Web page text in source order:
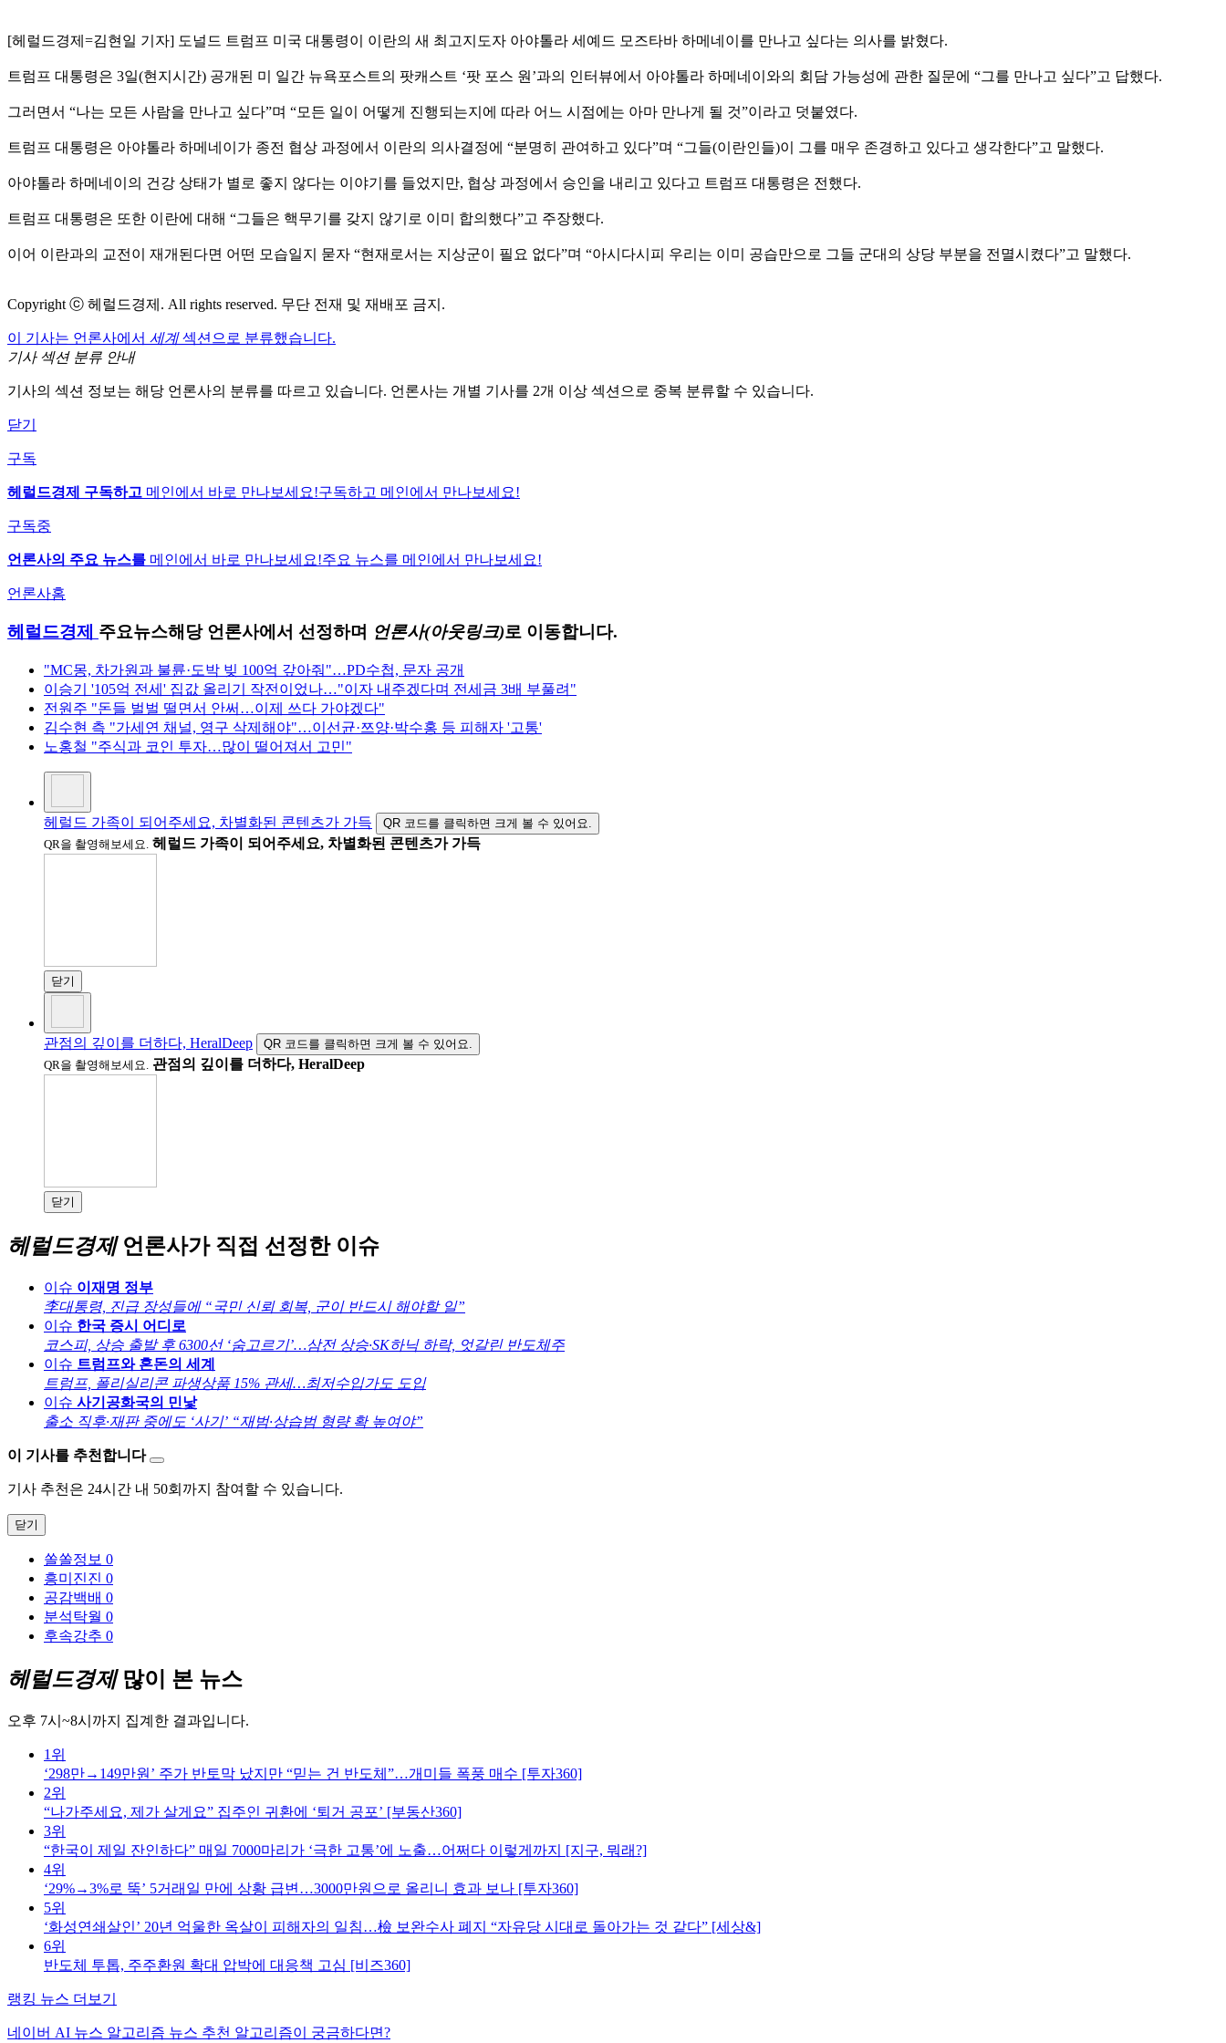
[헤럴드경제=김현일 기자] 도널드 트럼프 미국 대통령이 이란의 새 최고지도자 아야톨라 세예드 모즈타바 하메네이를 만나고 싶다는 의사를 밝혔다.
트럼프 대통령은 3일(현지시간) 공개된 미 일간 뉴욕포스트의 팟캐스트 ‘팟 포스 원’과의 인터뷰에서 아야톨라 하메네이와의 회담 가능성에 관한 질문에 “그를 만나고 싶다”고 답했다.
그러면서 “나는 모든 사람을 만나고 싶다”며 “모든 일이 어떻게 진행되는지에 따라 어느 시점에는 아마 만나게 될 것”이라고 덧붙였다.
트럼프 대통령은 아야톨라 하메네이가 종전 협상 과정에서 이란의 의사결정에 “분명히 관여하고 있다”며 “그들(이란인들)이 그를 매우 존경하고 있다고 생각한다”고 말했다.
아야톨라 하메네이의 건강 상태가 별로 좋지 않다는 이야기를 들었지만, 협상 과정에서 승인을 내리고 있다고 트럼프 대통령은 전했다.
트럼프 대통령은 또한 이란에 대해 “그들은 핵무기를 갖지 않기로 이미 합의했다”고 주장했다.
이어 이란과의 교전이 재개된다면 어떤 모습일지 묻자 “현재로서는 지상군이 필요 없다”며 “아시다시피 우리는 이미 공습만으로 그들 군대의 상당 부분을 전멸시켰다”고 말했다.
Copyright ⓒ 헤럴드경제. All rights reserved. 무단 전재 및 재배포 금지.
이 기사는 언론사에서 세계섹션으로 분류했습니다.
기사 섹션 분류 안내
기사의 섹션 정보는 해당 언론사의 분류를 따르고 있습니다. 언론사는 개별 기사를 2개 이상 섹션으로 중복 분류할 수 있습니다.
닫기
구독
헤럴드경제 구독하고 메인에서 바로 만나보세요!구독하고 메인에서 만나보세요!
구독중
언론사의 주요 뉴스를 메인에서 바로 만나보세요!주요 뉴스를 메인에서 만나보세요!
언론사홈
헤럴드경제 주요뉴스해당 언론사에서 선정하며 언론사(아웃링크)로 이동합니다.
"MC몽, 차가원과 불륜·도박 빚 100억 갚아줘"…PD수첩, 문자 공개
이승기 '105억 전세' 집값 올리기 작전이었나…"이자 내주겠다며 전세금 3배 부풀려"
전원주 "돈들 벌벌 떨면서 안써…이제 쓰다 가야겠다"
김수현 측 "가세연 채널, 영구 삭제해야"…이선균·쯔양·박수홍 등 피해자 '고통'
노홍철 "주식과 코인 투자…많이 떨어져서 고민"
헤럴드 가족이 되어주세요, 차별화된 콘텐츠가 가득
QR 코드를 클릭하면 크게 볼 수 있어요.
QR을 촬영해보세요. 헤럴드 가족이 되어주세요, 차별화된 콘텐츠가 가득
닫기
관점의 깊이를 더하다, HeralDeep
QR 코드를 클릭하면 크게 볼 수 있어요.
QR을 촬영해보세요. 관점의 깊이를 더하다, HeralDeep
닫기
헤럴드경제언론사가 직접 선정한 이슈
이슈 이재명 정부
李대통령, 진급 장성들에 “국민 신뢰 회복, 군이 반드시 해야할 일”
이슈 한국 증시 어디로
코스피, 상승 출발 후 6300선 ‘숨고르기’…삼전 상승·SK하닉 하락, 엇갈린 반도체주
이슈 트럼프와 혼돈의 세계
트럼프, 폴리실리콘 파생상품 15% 관세…최저수입가도 도입
이슈 사기공화국의 민낯
출소 직후·재판 중에도 ‘사기’ “재범·상습범 형량 확 높여야”
이 기사를 추천합니다
기사 추천은 24시간 내 50회까지 참여할 수 있습니다.
닫기
쏠쏠정보 0
흥미진진 0
공감백배 0
분석탁월 0
후속강추 0
헤럴드경제많이 본 뉴스
오후 7시~8시까지 집계한 결과입니다.
1위
‘298만→149만원’ 주가 반토막 났지만 “믿는 건 반도체”…개미들 폭풍 매수 [투자360]
2위
“나가주세요, 제가 살게요” 집주인 귀환에 ‘퇴거 공포’ [부동산360]
3위
“한국이 제일 잔인하다” 매일 7000마리가 ‘극한 고통’에 노출…어쩌다 이렇게까지 [지구, 뭐래?]
4위
‘29%→3%로 뚝’ 5거래일 만에 상황 급변…3000만원으로 올리니 효과 보나 [투자360]
5위
‘화성연쇄살인’ 20년 억울한 옥살이 피해자의 일침…檢 보완수사 폐지 “자유당 시대로 돌아가는 것 같다” [세상&]
6위
반도체 투톱, 주주환원 확대 압박에 대응책 고심 [비즈360]
랭킹 뉴스 더보기
네이버 AI 뉴스 알고리즘 뉴스 추천 알고리즘이 궁금하다면?